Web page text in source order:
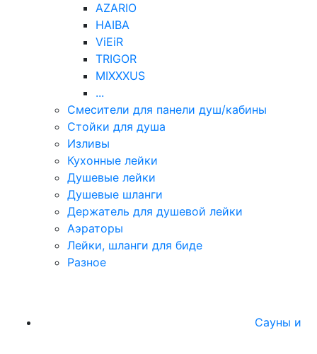
AZARIO
HAIBA
ViEiR
TRIGOR
MIXXXUS
...
Смесители для панели душ/кабины
Стойки для душа
Изливы
Кухонные лейки
Душевые лейки
Душевые шланги
Держатель для душевой лейки
Аэраторы
Лейки, шланги для биде
Разное
Сауны и